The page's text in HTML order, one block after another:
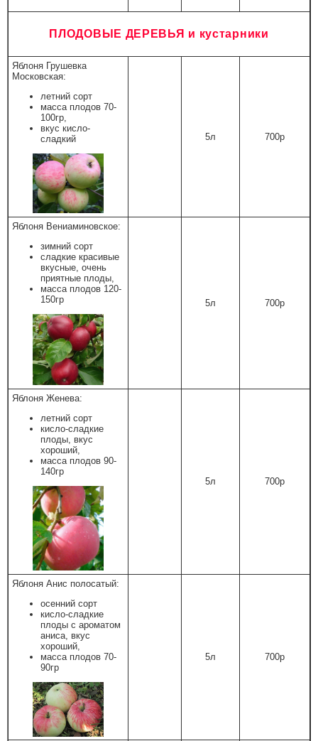
ПЛОДОВЫЕ ДЕРЕВЬЯ и кустарники
Яблоня Грушевка
Московская:
летний сорт
масса плодов 70-
100гр,
вкус кисло-
сладкий
5л 700р
Яблоня Вениаминовское:
зимний сорт
сладкие красивые
вкусные, очень
приятные плоды,
масса плодов 120-
150гр
5л 700р
Яблоня Женева:
летний сорт
кисло-сладкие
плоды, вкус
хороший,
масса плодов 90-
140гр
5л
700р
Яблоня Анис полосатый:
осенний сорт
кисло-сладкие
плоды с ароматом
аниса, вкус
хороший,
масса плодов 70-
90гр
5л 700р